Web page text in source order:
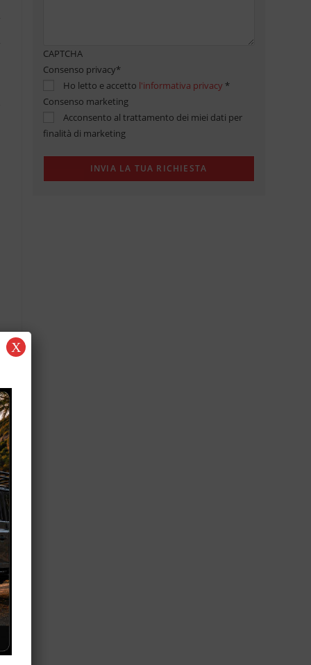
CAPTCHA
Consenso privacy*
Ho letto e accetto l'informativa privacy *
Consenso marketing
Acconsento al trattamento dei miei dati per
finalità di marketing
X